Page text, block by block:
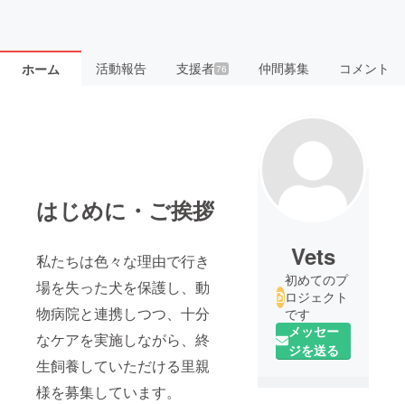
ホーム 活動報告 支援者76 仲間募集 コメント
はじめに・ご挨拶
私たちは色々な理由で行き
場を失った犬を保護し、動
物病院と連携しつつ、十分
なケアを実施しながら、終
生飼養していただける里親
様を募集しています。
Vets
初めてのプ
ロジェクト
です
メッセー
ジを送る